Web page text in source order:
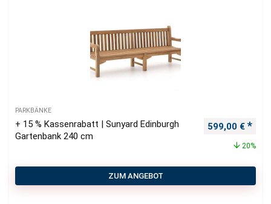
PARKBÄNKE
+ 15 % Kassenrabatt | Sunyard Edinburgh
Gartenbank 240 cm
599,00 €
20%
ZUM ANGEBOT